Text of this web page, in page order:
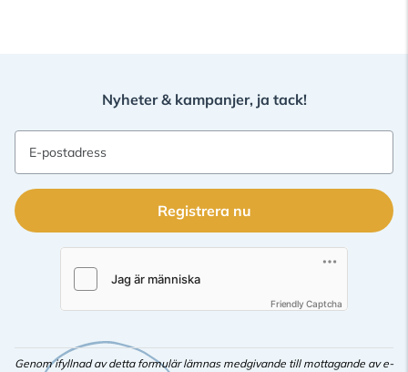
Nyheter & kampanjer, ja tack!
E-postadress
Registrera nu
Friendly Captcha
Genom ifyllnad av detta formulär lämnas medgivande till mottagande av e-